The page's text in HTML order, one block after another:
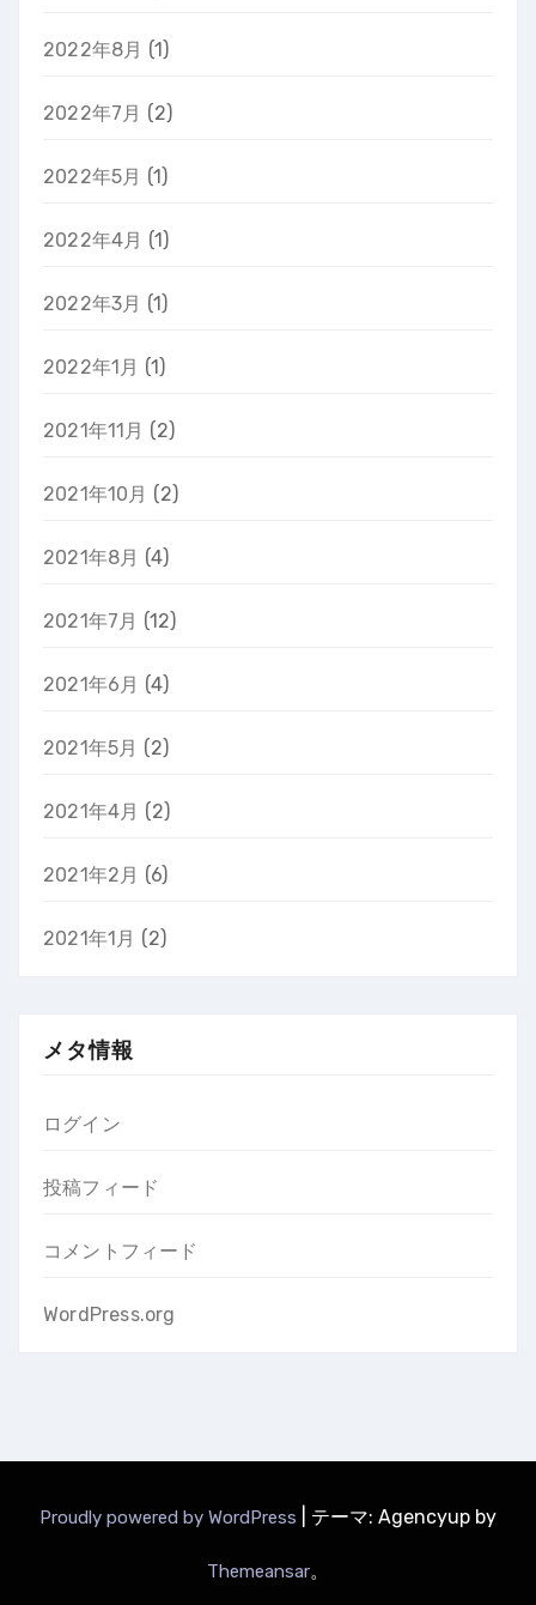
2022年8月 (1)
2022年7月 (2)
2022年5月 (1)
2022年4月 (1)
2022年3月 (1)
2022年1月 (1)
2021年11月 (2)
2021年10月 (2)
2021年8月 (4)
2021年7月 (12)
2021年6月 (4)
2021年5月 (2)
2021年4月 (2)
2021年2月 (6)
2021年1月 (2)
メタ情報
ログイン
投稿フィード
コメントフィード
WordPress.org
Proudly powered by WordPress テーマ: Agencyup by
Themeansar。